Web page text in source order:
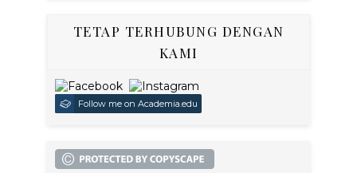
TETAP TERHUBUNG DENGAN
KAMI
Follow me on Academia.edu